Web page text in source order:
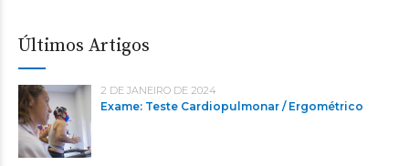
Últimos Artigos
2 DE JANEIRO DE 2024
Exame: Teste Cardiopulmonar / Ergométrico